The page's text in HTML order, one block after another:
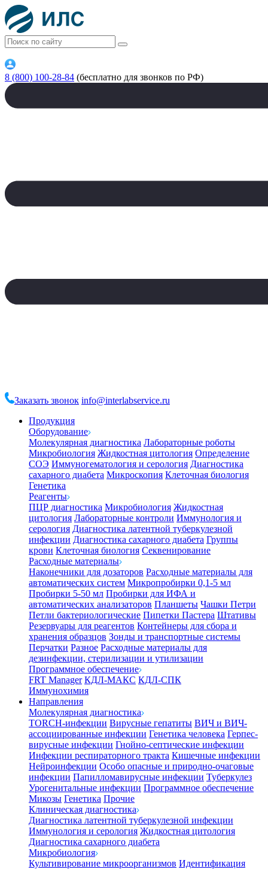
8 (800) 100-28-84 (бесплатно для звонков по РФ)
Заказать звонок info@interlabservice.ru
Продукция
Оборудование
Молекулярная диагностика Лабораторные роботы
Микробиология Жидкостная цитология Определение
СОЭ Иммуногематология и серология Диагностика
сахарного диабета Микроскопия Клеточная биология
Генетика
Реагенты
ПЦР диагностика Микробиология Жидкостная
цитология Лабораторные контроли Иммунология и
серология Диагностика латентной туберкулезной
инфекции Диагностика сахарного диабета Группы
крови Клеточная биология Секвенирование
Расходные материалы
Наконечники для дозаторов Расходные материалы для
автоматических систем Микропробирки 0,1-5 мл
Пробирки 5-50 мл Пробирки для ИФА и
автоматических анализаторов Планшеты Чашки Петри
Петли бактериологические Пипетки Пастера Штативы
Резервуары для реагентов Контейнеры для сбора и
хранения образцов Зонды и транспортные системы
Перчатки Разное Расходные материалы для
дезинфекции, стерилизации и утилизации
Программное обеспечение
FRT Manager КДЛ-МАКС КДЛ-СПК
Иммунохимия
Направления
Молекулярная диагностика
TORCH-инфекции Вирусные гепатиты ВИЧ и ВИЧ-
ассоциированные инфекции Генетика человека Герпес-
вирусные инфекции Гнойно-септические инфекции
Инфекции респираторного тракта Кишечные инфекции
Нейроинфекции Особо опасные и природно-очаговые
инфекции Папилломавирусные инфекции Туберкулез
Урогенитальные инфекции Программное обеспечение
Микозы Генетика Прочие
Клиническая диагностика
Диагностика латентной туберкулезной инфекции
Иммунология и серология Жидкостная цитология
Диагностика сахарного диабета
Микробиология
Культивирование микроорганизмов Идентификация